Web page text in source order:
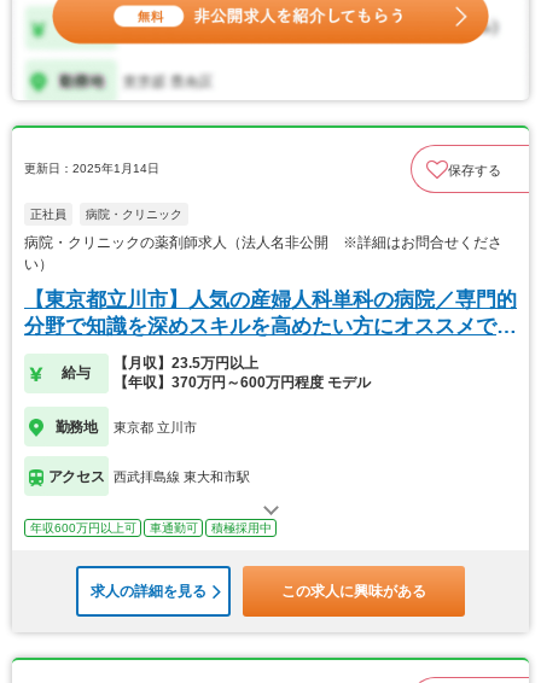
更新日：2025年1月14日 保存する
正社員 病院・クリニック
病院・クリニックの薬剤師求人（法人名非公開 ※詳細はお問合せくださ
い）
【東京都立川市】人気の産婦人科単科の病院／専門的
分野で知識を深めスキルを高めたい方にオススメで
す。
給与
【月収】23.5万円以上
【年収】370万円～600万円程度 モデル
勤務地 東京都 立川市
アクセス 西武拝島線 東大和市駅
年収600万円以上可 車通勤可 積極採用中
求人の詳細を見る この求人に興味がある